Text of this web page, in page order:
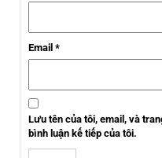
Email *
Lưu tên của tôi, email, và
bình luận kế tiếp của tôi.